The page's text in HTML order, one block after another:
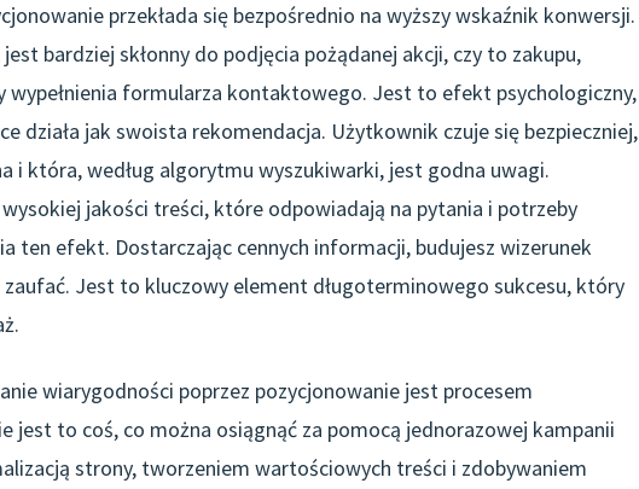
przekłada się bezpośrednio na wyższy wskaźnik konwersji.
bardziej skłonny do podjęcia pożądanej akcji, czy to zakupu,
wypełnienia formularza kontaktowego. Jest to efekt psychologiczny,
działa jak swoista rekomendacja. Użytkownik czuje się bezpieczniej,
i która, według algorytmu wyszukiwarki, jest godna uwagi.
jakości treści, które odpowiadają na pytania i potrzeby
ten efekt. Dostarczając cennych informacji, budujesz wizerunek
Jest to kluczowy element długoterminowego sukcesu, który
wiarygodności poprzez pozycjonowanie jest procesem
jest to coś, co można osiągnąć za pomocą jednorazowej kampanii
strony, tworzeniem wartościowych treści i zdobywaniem